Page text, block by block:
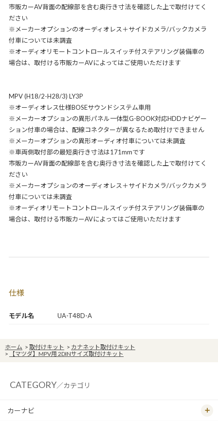
モデル名 UA-T48D-A
市販カーAV背面の配線部を含む奥行き寸法を確認した上で取付けてく
ださい
※メーカーオプションのオーディオレス＋サイドカメラ/バックカメラ
付車については未調査
※オーディオリモートコントロールスイッチ付ステアリング装備車の
場合は、取付ける市販カーAVによってはご使用いただけます
MPV (H18/2-H28/3) LY3P
※オーディオレス仕様BOSEサウンドシステム車用
※メーカーオプションの異形パネル一体型G-BOOK対応HDDナビゲー
ション付車の場合は、配線コネクターが異なるため取付けできません
※メーカーオプションの異形オーディオ付車については未調査
※車両側取付部の最短奥行き寸法は171mmです
市販カーAV背面の配線部を含む奥行き寸法を確認した上で取付けてく
ださい
※メーカーオプションのオーディオレス＋サイドカメラ/バックカメラ
付車については未調査
※オーディオリモートコントロールスイッチ付ステアリング装備車の
場合は、取付ける市販カーAVによってはご使用いただけます
仕様
ホーム > 取付けキット > カナネット取付けキット
>
【マツダ】MPV用 2DINサイズ取付けキット
CATEGORY／カテゴリ
カーナビ